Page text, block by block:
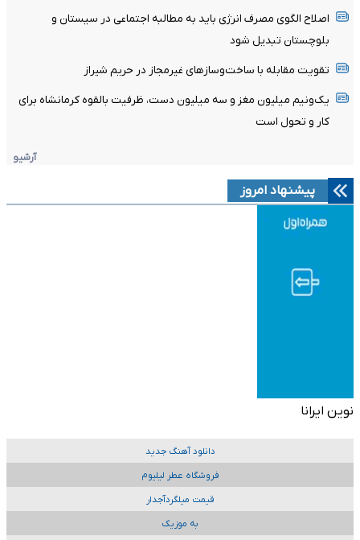
اصلاح الگوی مصرف انرژی باید به مطالبه اجتماعی در سیستان و
بلوچستان تبدیل شود
تقویت مقابله با ساخت‌وسازهای غیرمجاز در حریم شیراز
یک‌ونیم میلیون مغز و سه میلیون دست، ظرفیت بالقوه کرمانشاه برای
کار و تحول است
آرشیو
پیشنهاد امروز
نوین ایرانا
دانلود آهنگ جدید
فروشگاه عطر لیلیوم
قیمت میلگردآجدار
به موزیک